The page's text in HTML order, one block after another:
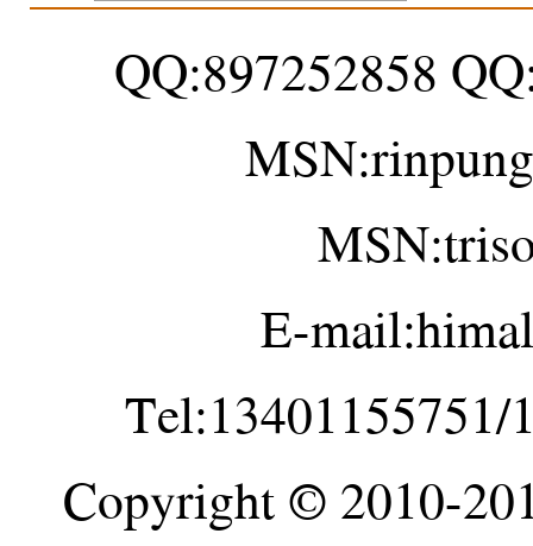
QQ:897252858
E-
Tel:13401155751/
Copyright © 2010-